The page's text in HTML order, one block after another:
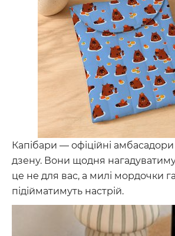
Капібари — офіційні
дзену. Вони щодня
це не для вас, а милі мордочки
підійматимуть настрій.